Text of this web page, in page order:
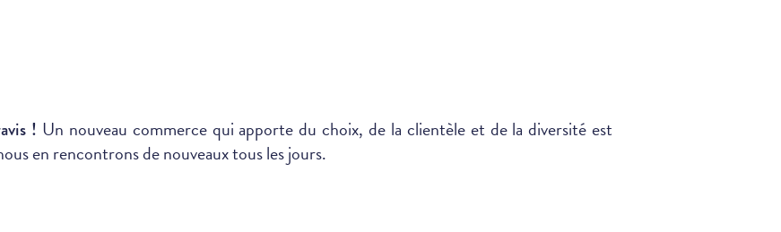
! Un nouveau commerce qui apporte du choix, de la clientèle et de la diversité est
en rencontrons de nouveaux tous les jours.